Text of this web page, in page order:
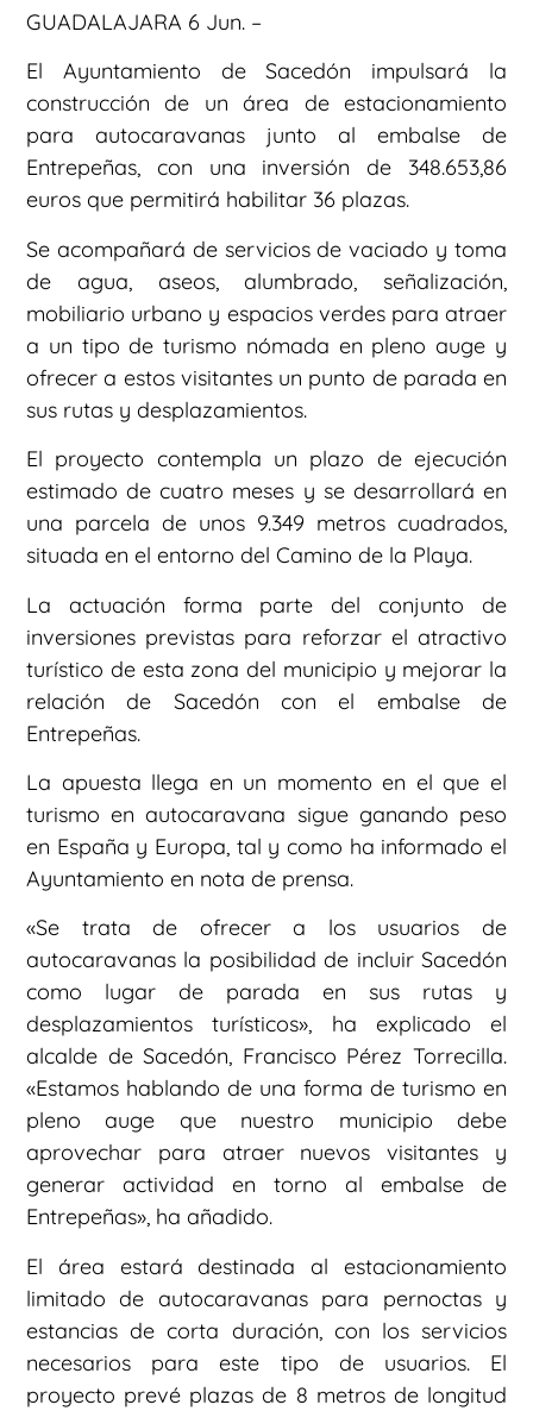
GUADALAJARA 6 Jun. –
El Ayuntamiento de Sacedón impulsará la
construcción de un área de estacionamiento
para autocaravanas junto al embalse de
Entrepeñas, con una inversión de 348.653,86
euros que permitirá habilitar 36 plazas.
Se acompañará de servicios de vaciado y toma
de agua, aseos, alumbrado, señalización,
mobiliario urbano y espacios verdes para atraer
a un tipo de turismo nómada en pleno auge y
ofrecer a estos visitantes un punto de parada en
sus rutas y desplazamientos.
El proyecto contempla un plazo de ejecución
estimado de cuatro meses y se desarrollará en
una parcela de unos 9.349 metros cuadrados,
situada en el entorno del Camino de la Playa.
La actuación forma parte del conjunto de
inversiones previstas para reforzar el atractivo
turístico de esta zona del municipio y mejorar la
relación de Sacedón con el embalse de
Entrepeñas.
La apuesta llega en un momento en el que el
turismo en autocaravana sigue ganando peso
en España y Europa, tal y como ha informado el
Ayuntamiento en nota de prensa.
«Se trata de ofrecer a los usuarios de
autocaravanas la posibilidad de incluir Sacedón
como lugar de parada en sus rutas y
desplazamientos turísticos», ha explicado el
alcalde de Sacedón, Francisco Pérez Torrecilla.
«Estamos hablando de una forma de turismo en
pleno auge que nuestro municipio debe
aprovechar para atraer nuevos visitantes y
generar actividad en torno al embalse de
Entrepeñas», ha añadido.
El área estará destinada al estacionamiento
limitado de autocaravanas para pernoctas y
estancias de corta duración, con los servicios
necesarios para este tipo de usuarios. El
proyecto prevé plazas de 8 metros de longitud